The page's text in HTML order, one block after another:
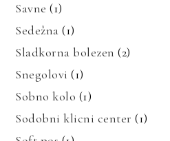
Savne (1)
Sedežna (1)
Sladkorna bolezen (2)
Snegolovi (1)
Sobno kolo (1)
Sodobni klicni center (1)